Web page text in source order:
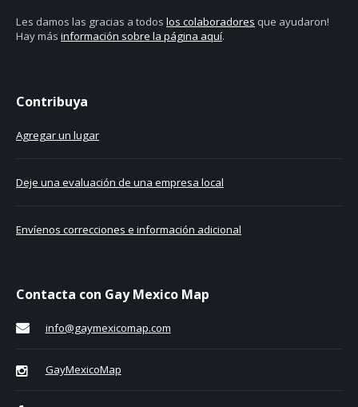
Les damos las gracias a todos los colaboradores que ayudaron!
Hay más información sobre la página aquí.
Contribuya
Agregar un lugar
Deje una evaluación de una empresa local
Envíenos correcciones e información adicional
Contacta con Gay Mexico Map
info@gaymexicomap.com
GayMexicoMap